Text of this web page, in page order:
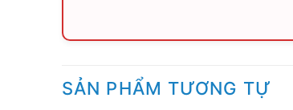
SẢN PHẨM TƯƠNG TỰ